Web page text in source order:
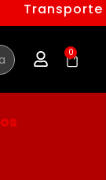
Transporte
0